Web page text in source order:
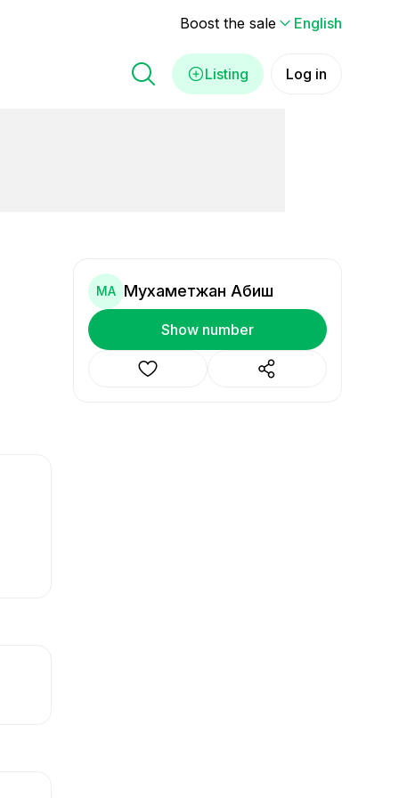
Boost the sale English
Listing Log in
МА Мухаметжан Абиш
Show number